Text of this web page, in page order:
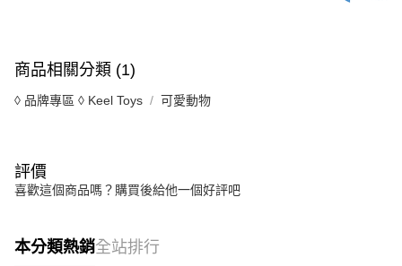
商品相關分類 (1)
◊ 品牌專區 ◊ Keel Toys 可愛動物
評價
喜歡這個商品嗎？購買後給他一個好評吧
本分類熱銷全站排行